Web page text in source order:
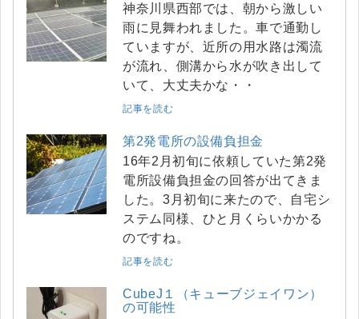
神奈川県西部では、朝から激しい
雨に見舞われました。車で通勤し
ていますが、近所の用水路は濁流
が流れ、側溝から水が吹き出して
いて、大丈夫かな・・
記事を読む
第2発電所の設備負担金
16年2月初旬に依頼していた第2発
電所設備負担金の回答が出てきま
した。3月初旬に来たので、自宅シ
ステム同様、ひと月くらいかかる
のですね。
記事を読む
CubeJ１（キューブジェイワン）
の可能性